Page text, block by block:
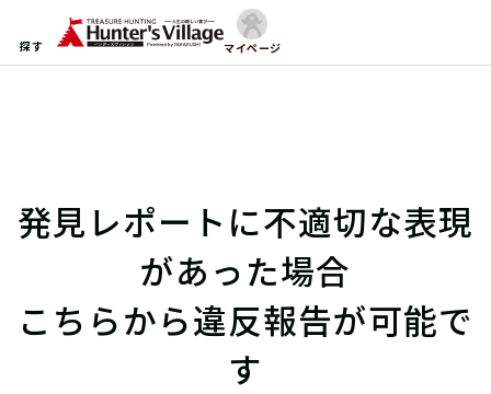
探す マイページ
発見レポートに不適切な表現
があった場合
こちらから違反報告が可能で
す